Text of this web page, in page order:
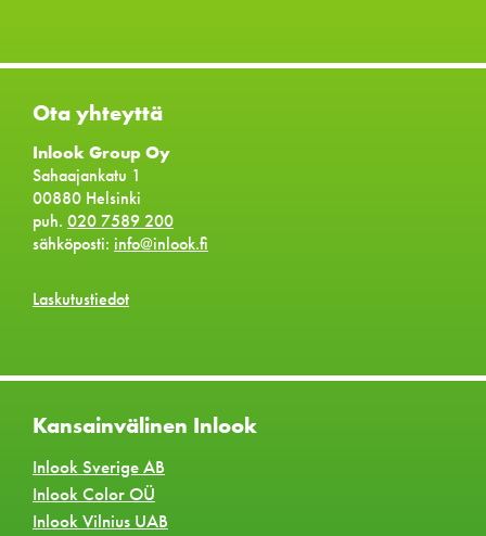
Ota yhteyttä
Inlook Group Oy
Sahaajankatu 1
00880 Helsinki
puh. 020 7589 200
sähköposti: info@inlook.fi
Laskutustiedot
Kansainvälinen Inlook
Inlook Sverige AB
Inlook Color OÜ
Inlook Vilnius UAB